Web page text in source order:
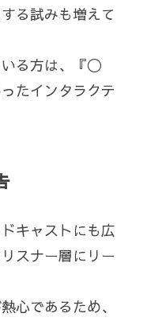
る試みも増えて
る方は、『〇
たインタラクテ
キャストにも広
スナー層にリー
心であるため、